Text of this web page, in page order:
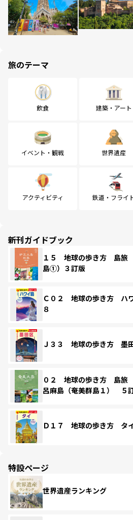
旅のテーマ
飲食 建築・アート
イベント・観戦 世界遺産
アクティビティ 鉄道・フライ
新刊ガイドブック
１５ 地球の歩き方 島旅
島①）３訂版
Ｃ０２ 地球の歩き方 ハ
８
Ｊ３３ 地球の歩き方 墨
０２ 地球の歩き方 島
呂麻島（奄美群島１） ５
Ｄ１７ 地球の歩き方 タ
特設ページ
世界遺産ランキング